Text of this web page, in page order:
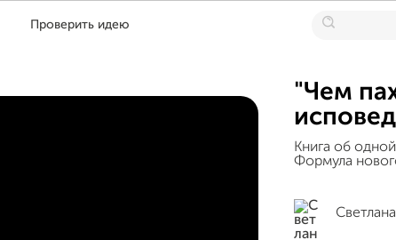
Проверить идею
"Чем
Книга об
Формула